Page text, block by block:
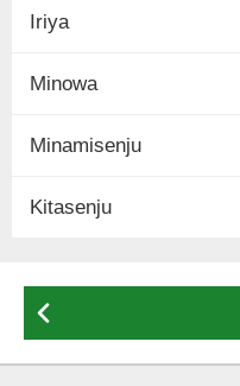
Iriya
Minowa
Minamisenju
Kitasenju
